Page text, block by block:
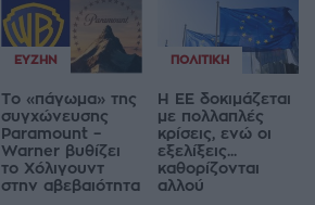
ΕΥΖΗΝ
Το «πάγωμα» της
συγχώνευσης
Paramount –
Warner βυθίζει
το Χόλιγουντ
στην αβεβαιότητα
ΠΟΛΙΤΙΚΉ
Η ΕΕ δοκιμάζεται
με πολλαπλές
κρίσεις, ενώ οι
εξελίξεις...
καθορίζονται
αλλού